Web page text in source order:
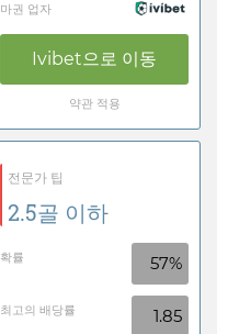
마권 업자
Ivibet으로 이동
약관 적용
전문가 팁
2.5골 이하
확률 57%
최고의 배당률 1.85